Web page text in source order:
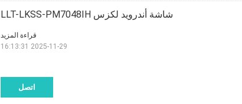
شاشة أندرويد لكزس LLT-LKSS-PM7048IH
اتصل
قراءة المزيد
2025-11-29 16:13:31